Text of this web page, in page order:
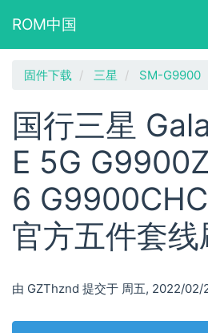
ROM中国
固件下载 三星 SM-G9900
国行三星
E 5G
6
官方五件套线
由 GZThznd 提交于 周五, 2022/02/